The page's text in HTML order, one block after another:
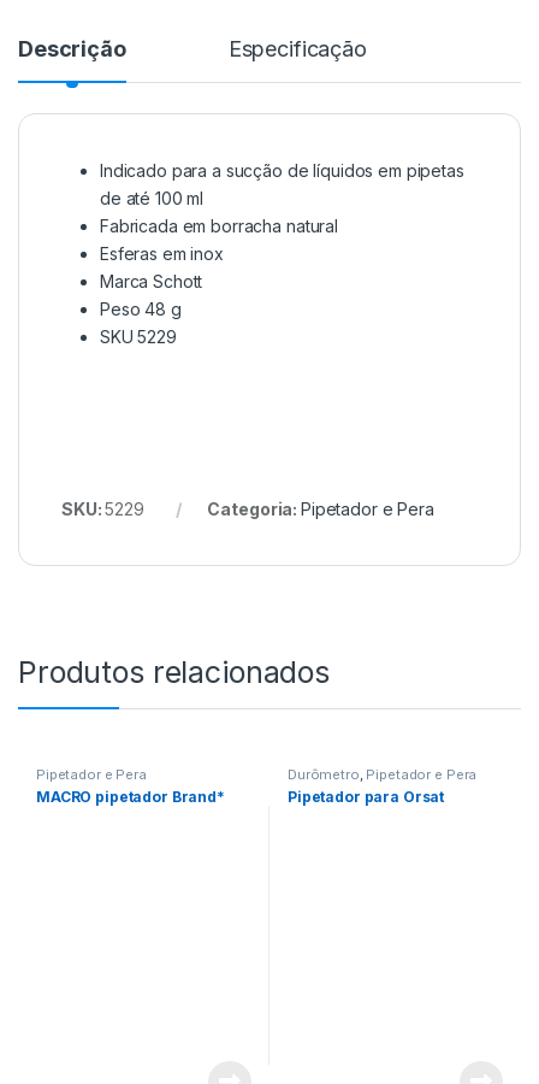
Descrição Especificação
Indicado para a sucção de líquidos em pipetas
de até 100 ml
Fabricada em borracha natural
Esferas em inox
Marca Schott
Peso 48 g
SKU 5229
SKU:5229 Categoria: Pipetador e Pera
Produtos relacionados
Pipetador e Pera
MACRO pipetador Brand*
Durômetro Pipetador e Pera
Pipetador para Orsat